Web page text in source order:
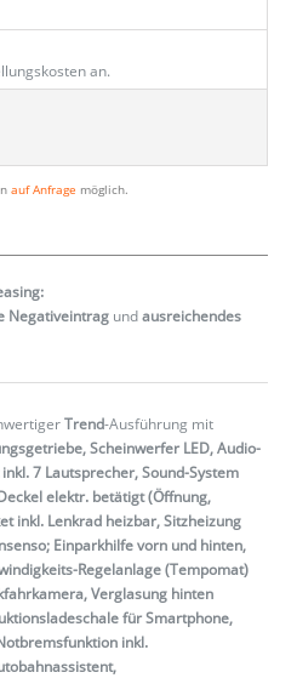
an.
auf Anfrage möglich.
Negativeintrag undausreichendes
Trend-Ausführung mit
Scheinwerfer LED, Audio-
7 Lautsprecher, Sound-System
elektr. betätigt (Öffnung,
inkl. Lenkrad heizbar, Sitzheizung
Einparkhilfe vorn und hinten,
Regelanlage (Tempomat)
Verglasung hinten
für Smartphone,
inkl.